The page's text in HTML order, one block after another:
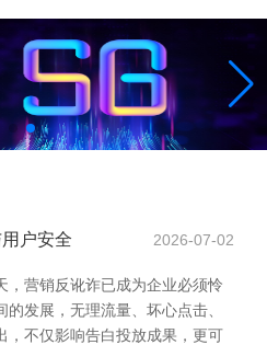
户安全 2026-07-02
，营销反讹诈已成为企业必须怜
发展，无理流量、坏心点击、
，不仅影响告白投放成果，更可